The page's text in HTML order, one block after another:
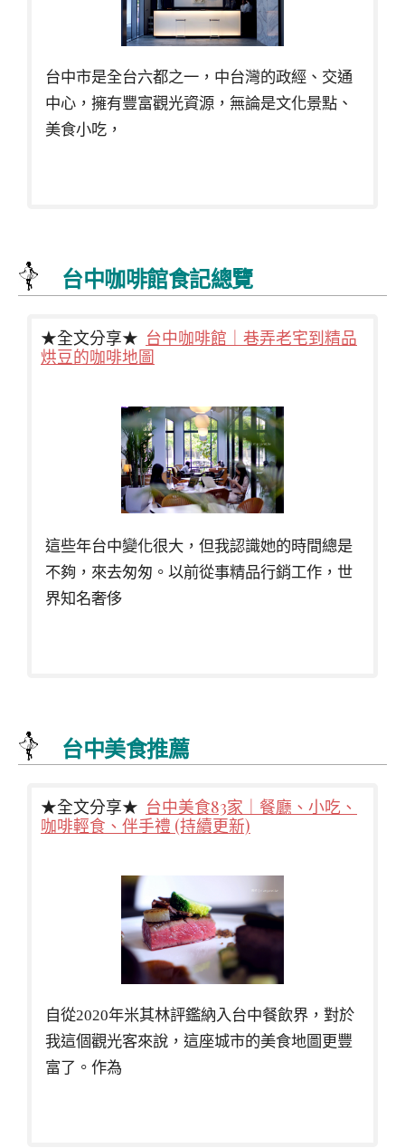
台中市是全台六都之一，中台灣的政經、交通
中心，擁有豐富觀光資源，無論是文化景點、
美食小吃，
台中咖啡館食記總覽
★全文分享★ 台中咖啡館｜巷弄老宅到精品
烘豆的咖啡地圖
這些年台中變化很大，但我認識她的時間總是
不夠，來去匆匆。以前從事精品行銷工作，世
界知名奢侈
台中美食推薦
★全文分享★ 台中美食83家｜餐廳、小吃、
咖啡輕食、伴手禮 (持續更新)
自從2020年米其林評鑑納入台中餐飲界，對於
我這個觀光客來說，這座城市的美食地圖更豐
富了。作為